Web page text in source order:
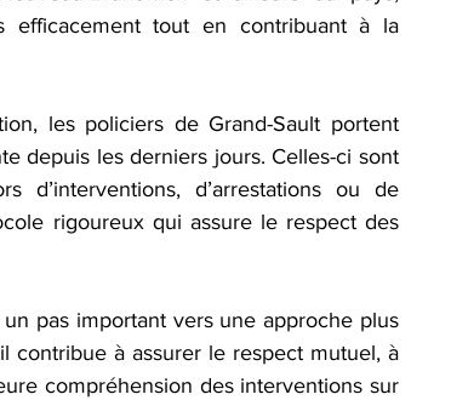
efficacement tout en contribuant à la
les policiers de Grand-Sault portent
depuis les derniers jours. Celles-ci sont
d’interventions, d’arrestations ou de
rigoureux qui assure le respect des
pas important vers une approche plus
contribue à assurer le respect mutuel, à
compréhension des interventions sur